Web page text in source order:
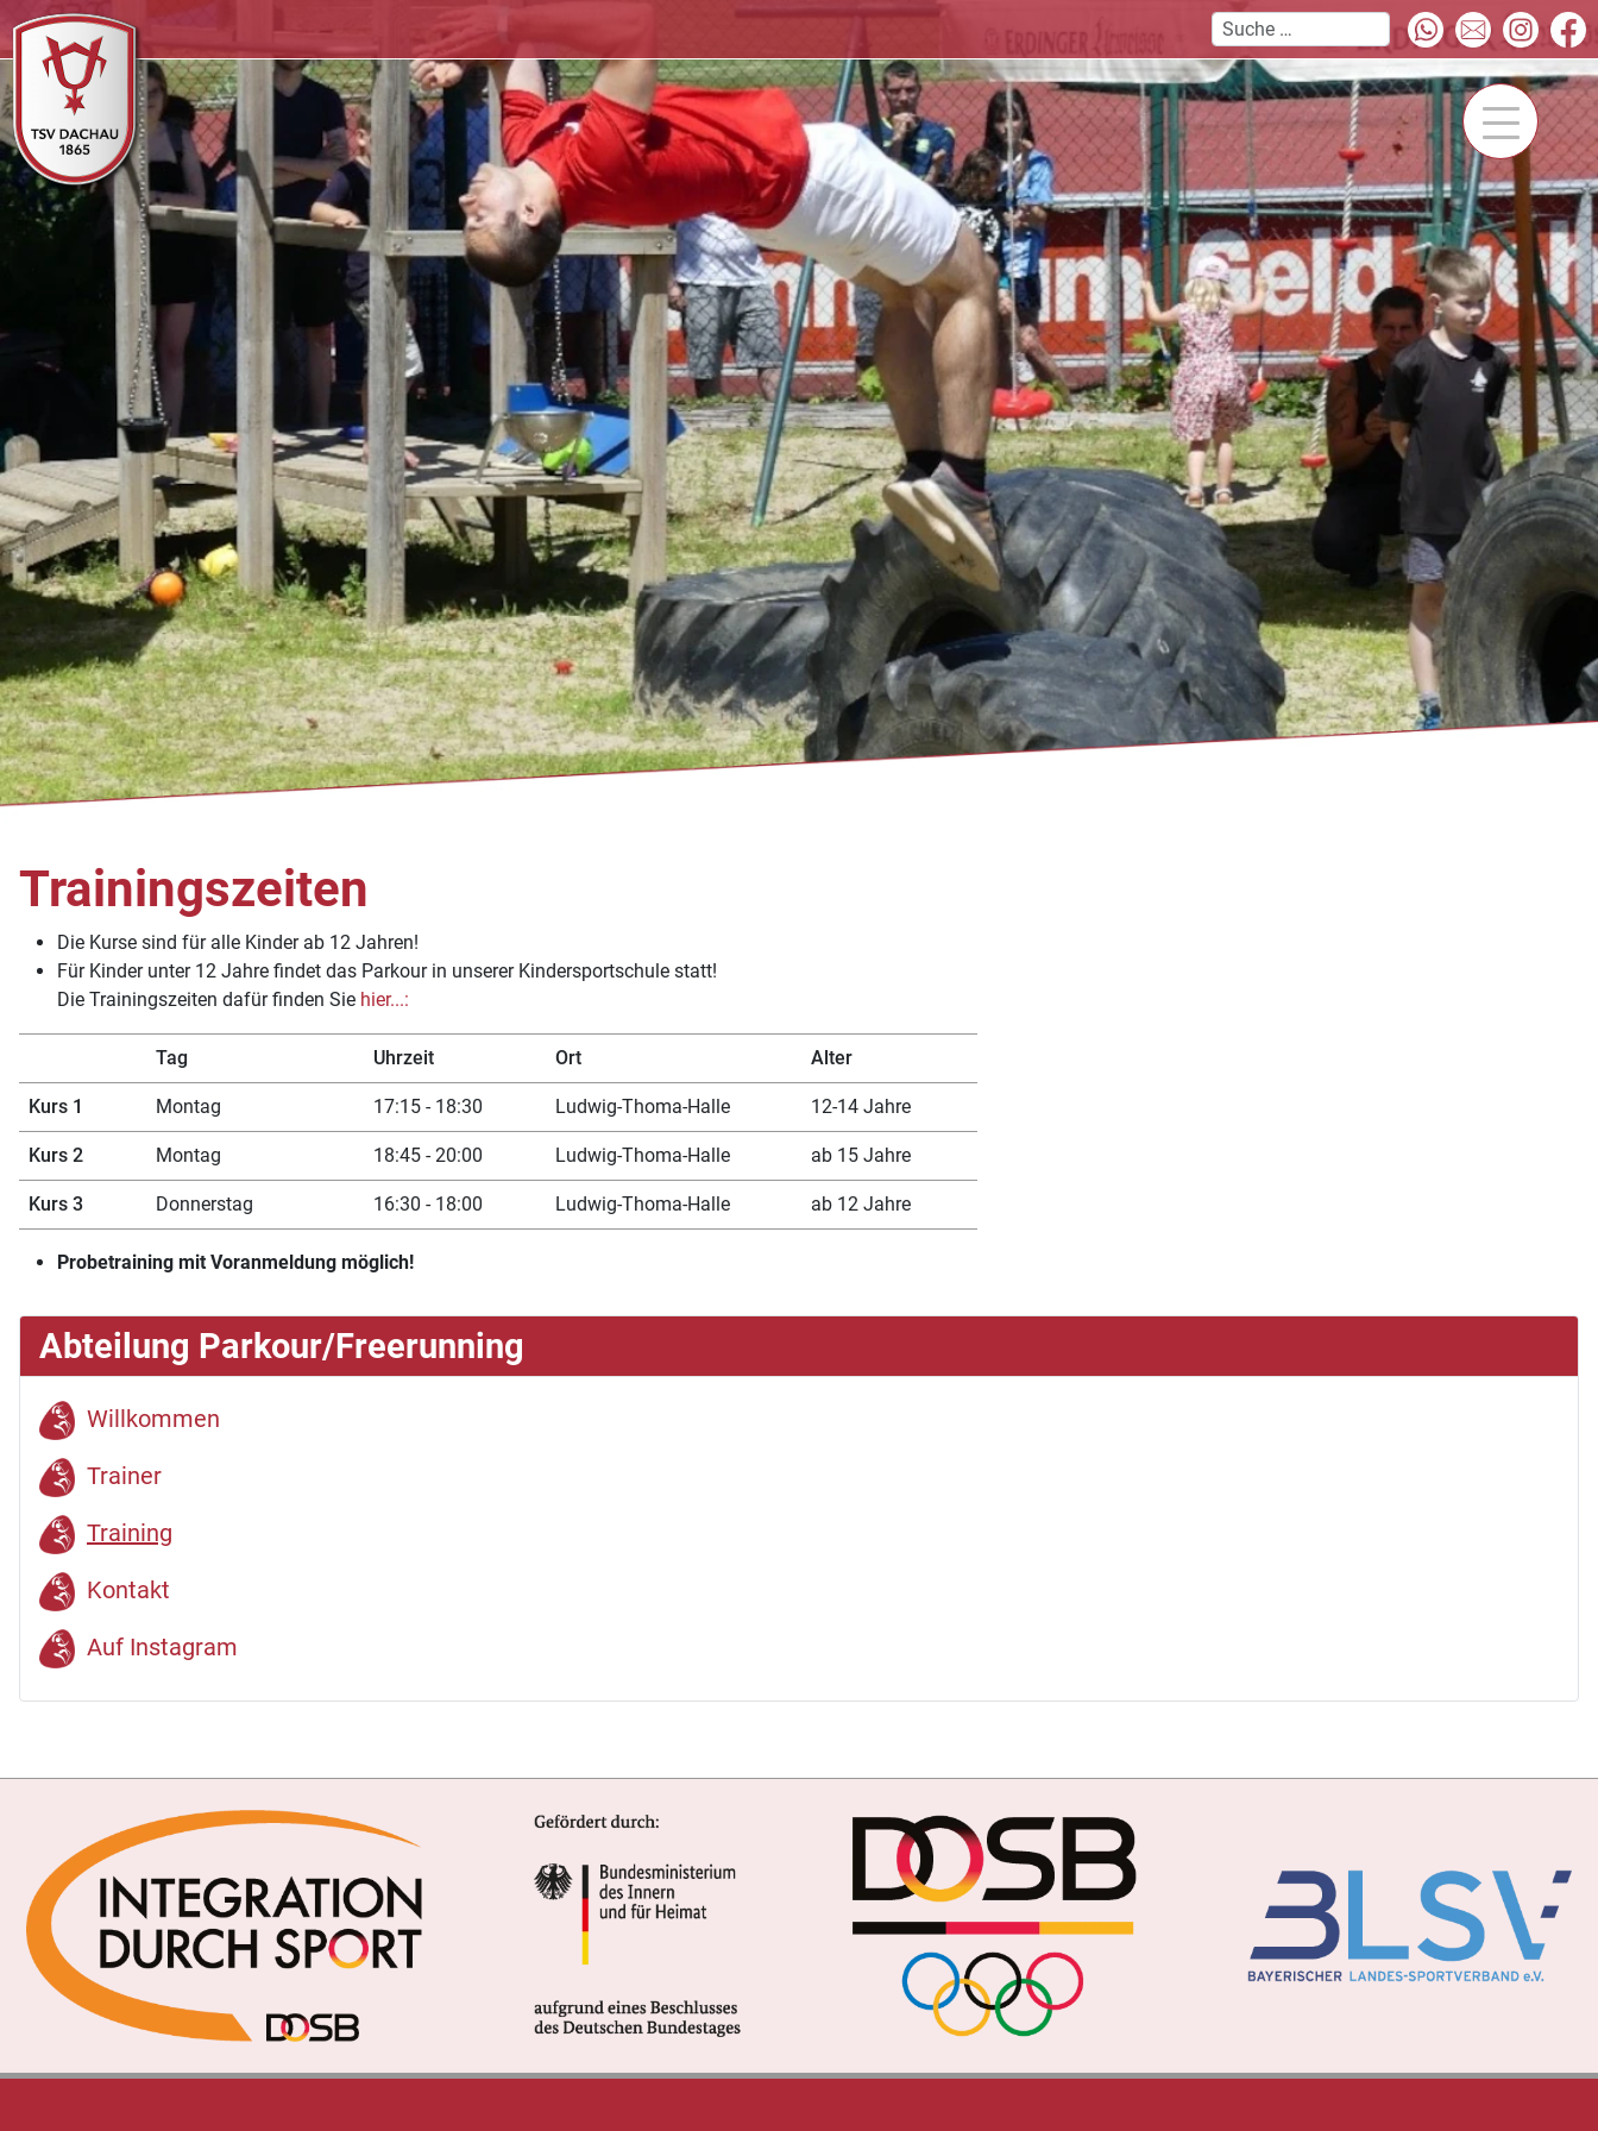
Abteilung Parkour/Freerunning
Willkommen
Trainer
Training
Kontakt
Auf Instagram
Trainingszeiten
Die Kurse sind für alle Kinder ab 12 Jahren!
Für Kinder unter 12 Jahre findet das Parkour in unserer Kindersportschule statt!
Die Trainingszeiten dafür finden Sie hier...:
Tag Uhrzeit Ort Alter
Kurs 1 Montag 17:15 - 18:30 Ludwig-Thoma-Halle 12-14 Jahre
Kurs 2 Montag 18:45 - 20:00 Ludwig-Thoma-Halle ab 15 Jahre
Kurs 3 Donnerstag 16:30 - 18:00 Ludwig-Thoma-Halle ab 12 Jahre
Probetraining mit Voranmeldung möglich!